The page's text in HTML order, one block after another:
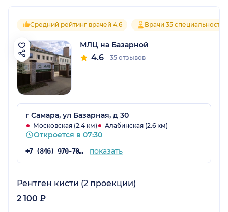
Средний рейтинг врачей 4.6 Врачи 35 специальностей
МЛЦ на Базарной
4.6 35 отзывов
г Самара, ул Базарная, д 30
Московская (2.4 км) Алабинская (2.6 км)
Откроется в 07:30
+7 (846) 970-70-83 показать
Рентген кисти (2 проекции)
2 100 ₽